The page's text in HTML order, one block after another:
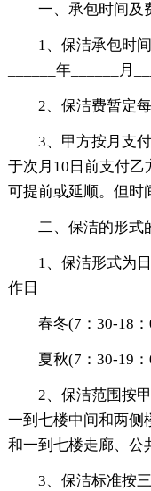
一、承包时间及
1、保洁承包时间
______年______月
2、保洁费暂定每
3、甲方按月支付
于次月10日前支付乙
可提前或延顺。但时
二、保洁的形式
1、保洁形式为日
作日
春冬(7：30-18：
夏秋(7：30-19：
2、保洁范围按甲
一到七楼中间和两侧
和一到七楼走廊、公
3、保洁标准按三